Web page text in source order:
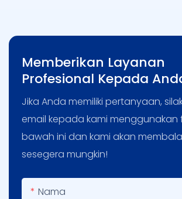
Memberikan Layanan
Profesional Kepada
Jika Anda memiliki pertanyaan,
email kepada kami menggunakan
bawah ini dan kami akan
sesegera mungkin!
Nama